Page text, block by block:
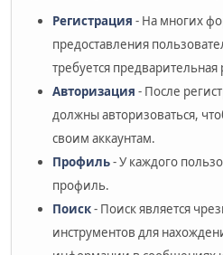
Регистрация - На многих
предоставления
требуется предварительная
Авторизация - После
должны авторизоваться,
своим аккаунтам.
Профиль- У каждого
профиль.
Поиск- Поиск является
инструментов для